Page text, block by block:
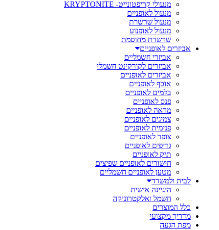
מנעולי קריפטונייט- KRYPTONITE
מנעול לאופניים
מנעול שרשרת
מנעול לאופנוע
שרשרת מחוסמת
אביזרים לאופניים
אביזרי חשמליים
אביזרים לקורקינט חשמלי
אביזרים לאופניים
אוכף לאופניים
בלמים לאופניים
פנס לאופניים
מראה לאופניים
צמיגים לאופניים
פנימית לאופניים
צופר לאופניים
גריפים לאופניים
תיק לאופניים
חישורים לאופניים שפיצים
מטען לאופניים חשמליים
לבית ולמשרד
היגיינה אישית
חשמל ואלקטרוניקה
כלל המוצרים
מדריך מקצועי
מפת הגעה